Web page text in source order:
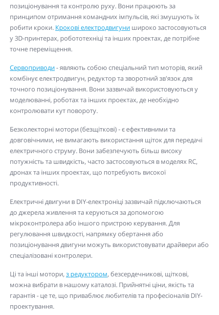
позиціонування та контролю руху. Вони працюють за
принципом отримання командних імпульсів, які змушують їх
робити кроки. Крокові електродвигуни широко застосовуються
у 3D-принтерах, робототехніці та інших проектах, де потрібне
точне переміщення.
Сервоприводи- являють собою спеціальний тип моторів, який
комбінує електродвигун, редуктор та зворотний зв'язок для
точного позиціонування. Вони зазвичай використовуються у
моделюванні, роботах та інших проектах, де необхідно
контролювати кут повороту.
Безколекторні мотори (безщіткові) - є ефективними та
довговічними, не вимагають використання щіток для передачі
електричного струму. Вони забезпечують більш високу
потужність та швидкість, часто застосовуються в моделях RC,
дронах та інших проектах, що потребують високої
продуктивності.
Електричні двигуни в DIY-електроніці зазвичай підключаються
до джерела живлення та керуються за допомогою
мікроконтролера або іншого пристрою керування. Для
регулювання швидкості, напрямку обертання або
позиціонування двигуни можуть використовувати драйвери або
спеціалізовані контролери.
Ці та інші мотори, з редуктором, безсердечникові, щіткові,
можна вибрати в нашому каталозі. Прийнятні ціни, якість та
гарантія - це те, що приваблює любителів та професіоналів DIY-
проектування.